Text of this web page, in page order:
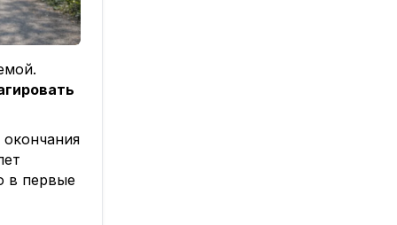
в первые